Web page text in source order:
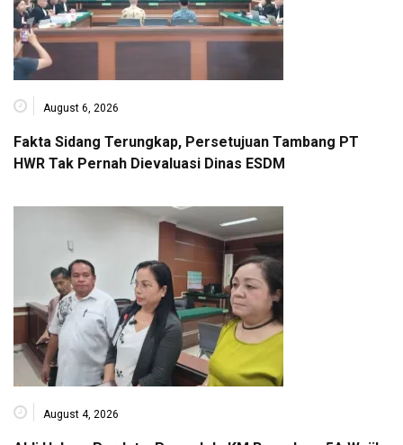
August 6, 2026
Fakta Sidang Terungkap, Persetujuan Tambang PT
HWR Tak Pernah Dievaluasi Dinas ESDM
August 4, 2026